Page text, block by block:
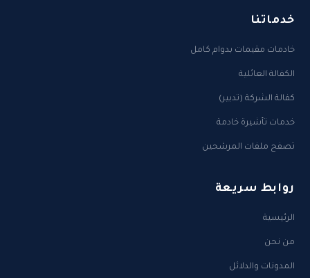
خدماتنا
خادمات مقيمات بدوام كامل
الكفالة العائلية
كفالة الشركة (تدبير)
خدمات تأشيرة خادمة
تصفح ملفات المرشحين
روابط سريعة
الرئيسية
من نحن
المدونات والدلائل